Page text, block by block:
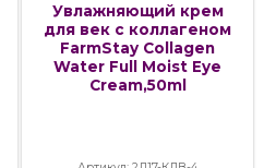
Увлажняющий крем
для век с коллагеном
FarmStay Collagen
Water Full Moist Eye
Cream,50ml